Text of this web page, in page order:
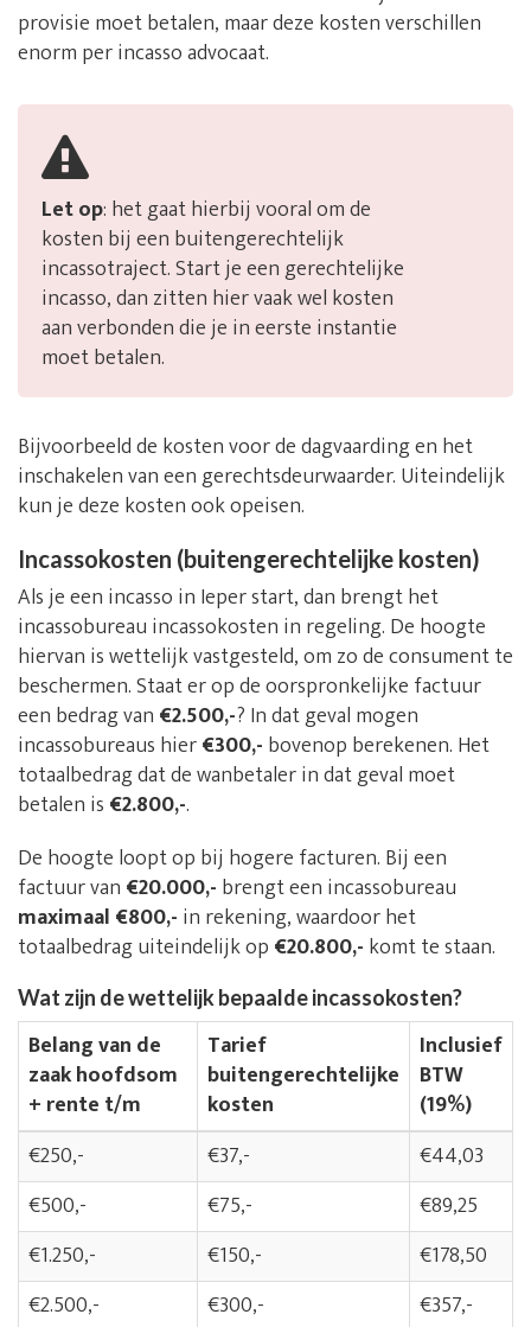
provisie moet betalen, maar deze kosten verschillen
enorm per incasso advocaat.
Let op: het gaat hierbij vooral om de
kosten bij een buitengerechtelijk
incassotraject. Start je een gerechtelijke
incasso, dan zitten hier vaak wel kosten
aan verbonden die je in eerste instantie
moet betalen.
Bijvoorbeeld de kosten voor de dagvaarding en het
inschakelen van een gerechtsdeurwaarder. Uiteindelijk
kun je deze kosten ook opeisen.
Incassokosten (buitengerechtelijke kosten)
Als je een incasso in Ieper start, dan brengt het
incassobureau incassokosten in regeling. De hoogte
hiervan is wettelijk vastgesteld, om zo de consument te
beschermen. Staat er op de oorspronkelijke factuur
een bedrag van €2.500,-? In dat geval mogen
incassobureaus hier€300,- bovenop berekenen. Het
totaalbedrag dat de wanbetaler in dat geval moet
betalen is €2.800,-.
De hoogte loopt op bij hogere facturen. Bij een
factuur van €20.000,- brengt een incassobureau
maximaal €800,- in rekening, waardoor het
totaalbedrag uiteindelijk op €20.800,- komt te staan.
Wat zijn de wettelijk bepaalde incassokosten?
Belang van de
zaak hoofdsom
+ rente t/m
Tarief
buitengerechtelijke
kosten
Inclusief
BTW
(19%)
€250,-
€37,-
€44,03
€500,-
€75,-
€89,25
€1.250,-
€150,-
€178,50
€2.500,-
€300,-
€357,-